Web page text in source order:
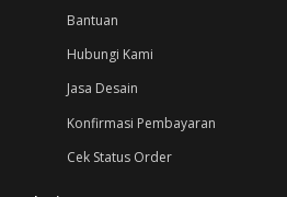
Bantuan
Hubungi Kami
Jasa Desain
Konfirmasi Pembayaran
Cek Status Order